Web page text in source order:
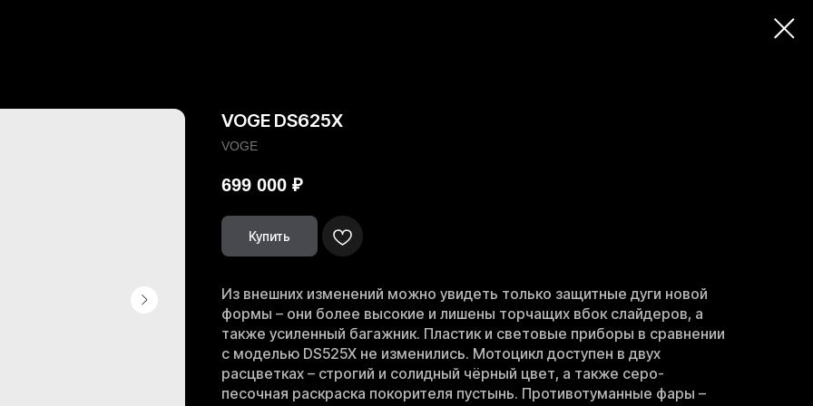
VOGE DS625X
VOGE
699 000 ₽
Купить
Из внешних изменений можно увидеть только защитные дуги новой
формы – они более высокие и лишены торчащих вбок слайдеров, а
также усиленный багажник. Пластик и световые приборы в сравнении
с моделью DS525X не изменились. Мотоцикл доступен в двух
расцветках – строгий и солидный чёрный цвет, а также серо-
песочная раскраска покорителя пустынь. Противотуманные фары –